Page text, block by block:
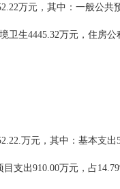
万元，其中：一般公共
卫生4445.32万元，住房公
万元，其中：基本支出
目支出910.00万元，占